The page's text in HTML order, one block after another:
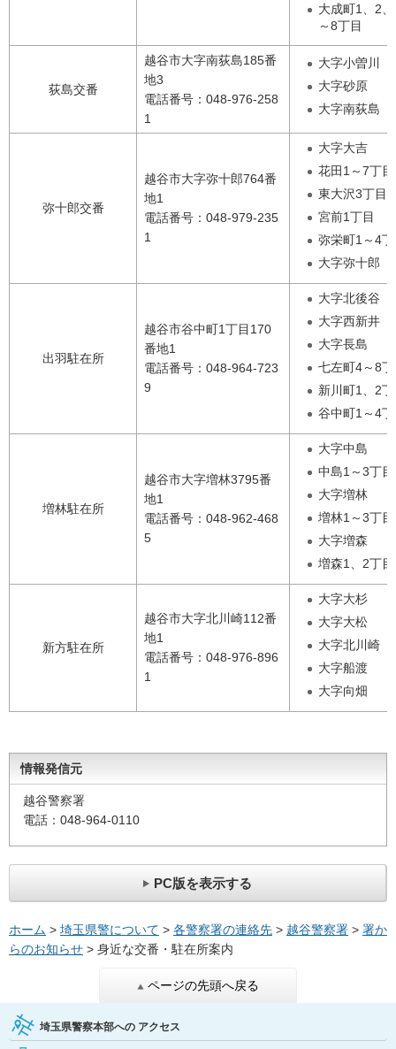
大成町1、2
～8丁目
荻島交番
越谷市大字南荻島185番
地3
電話番号：048-976-258
1
大字小曽川
大字砂原
大字南荻島
弥十郎交番
越谷市大字弥十郎764番
地1
電話番号：048-979-235
1
大字大吉
花田1～7丁目
東大沢3丁目
宮前1丁目
弥栄町1～4
大字弥十郎
出羽駐在所
越谷市谷中町1丁目170
番地1
電話番号：048-964-723
9
大字北後谷
大字西新井
大字長島
七左町4～8
新川町1、2
谷中町1～4
増林駐在所
越谷市大字増林3795番
地1
電話番号：048-962-468
5
大字中島
中島1～3丁目
大字増林
増林1～3丁目
大字増森
増森1、2丁目
新方駐在所
越谷市大字北川崎112番
地1
電話番号：048-976-896
1
大字大杉
大字大松
大字北川崎
大字船渡
大字向畑
情報発信元
越谷警察署
電話：048-964-0110
PC版を表示する
ホーム > 埼玉県警について > 各警察署の連絡先 > 越谷警察署 > 署か
らのお知らせ > 身近な交番・駐在所案内
ページの先頭へ戻る
埼玉県警察本部への アクセス